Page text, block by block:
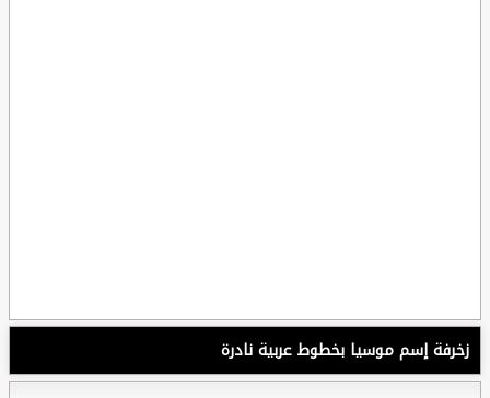
زخرفة إسم موسيا بخطوط عربية نادرة